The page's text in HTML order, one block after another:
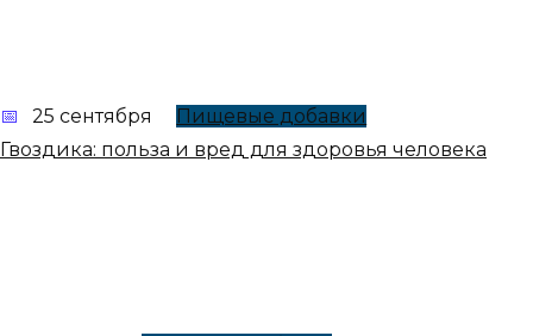
25 сентября
Пищевые добавки
Гвоздика: польза и вред для здоровья человека